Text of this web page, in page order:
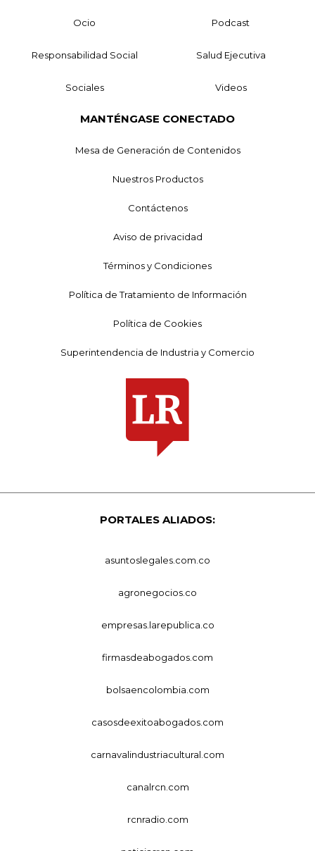
Ocio Podcast
Responsabilidad Social Salud Ejecutiva
Sociales Videos
MANTÉNGASE CONECTADO
Mesa de Generación de Contenidos
Nuestros Productos
Contáctenos
Aviso de privacidad
Términos y Condiciones
Política de Tratamiento de Información
Política de Cookies
Superintendencia de Industria y Comercio
PORTALES ALIADOS:
asuntoslegales.com.co
agronegocios.co
empresas.larepublica.co
firmasdeabogados.com
bolsaencolombia.com
casosdeexitoabogados.com
carnavalindustriacultural.com
canalrcn.com
rcnradio.com